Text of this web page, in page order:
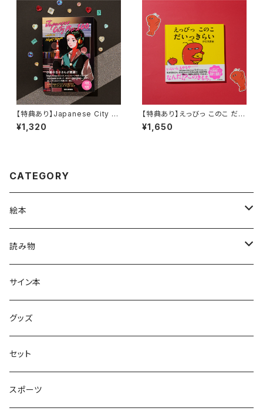
【特典あり】Japanese City P
op 100, selected by Night
Tempo
¥1,320
【特典あり】えっびっ このこ だい
っきらい
¥1,650
CATEGORY
絵本
グラニフのえほん
大人の絵本
学びの絵本
読み物
ホントのコイズミさん
昭和偏愛シリーズ
熊川哲也アートノベル
社会について考える
サイン本
グッズ
セット
スポーツ